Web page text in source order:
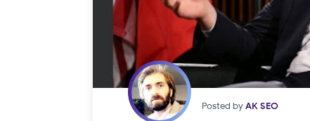
Posted byAK SEO